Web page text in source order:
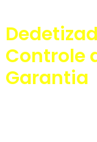
Controle
Garantia